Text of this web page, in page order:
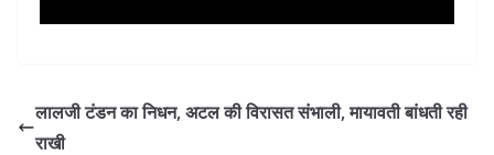
लालजी टंडन का निधन, अटल की विरासत संभाली, मायावती बांधती रही
राखी